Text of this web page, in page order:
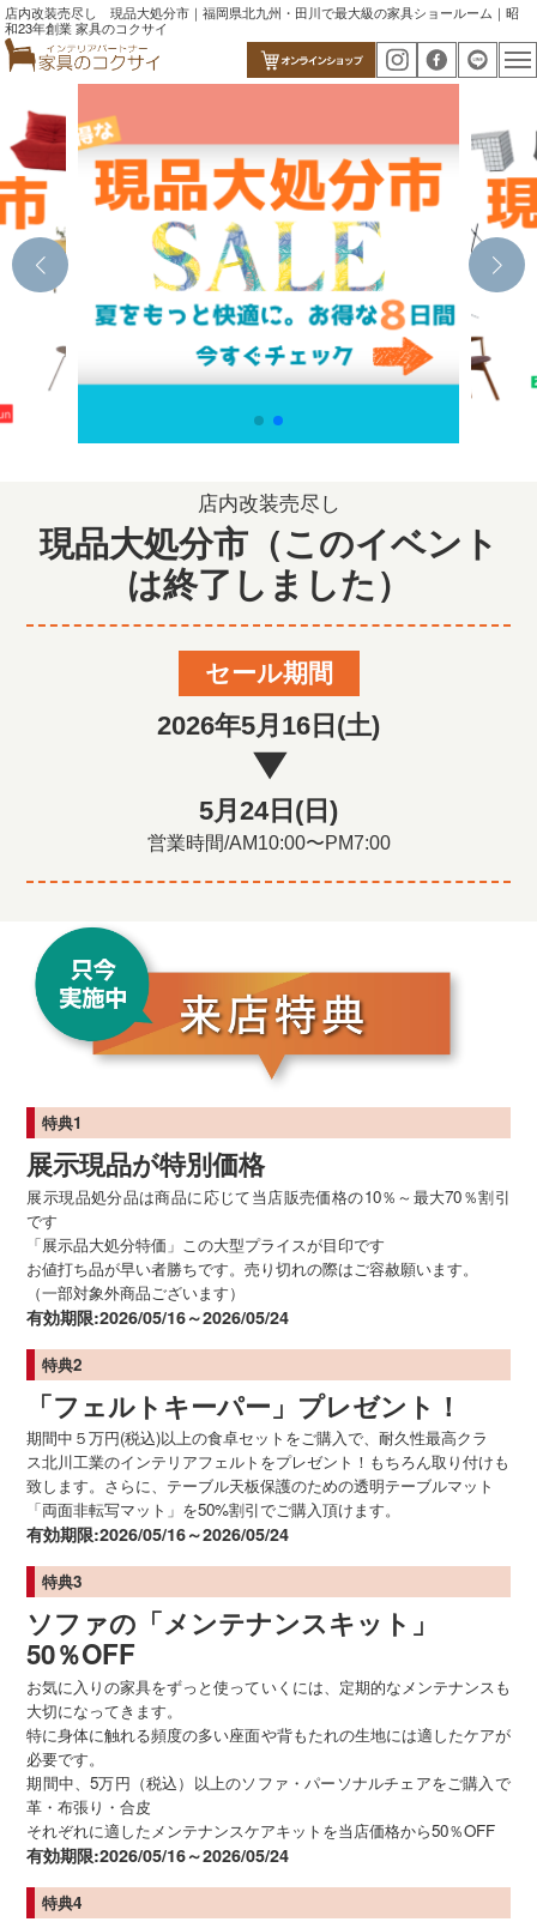
店内改装売尽し 現品大処分市｜福岡県北九州・田川で最大級の家具ショールーム｜昭
和23年創業 家具のコクサイ
店内改装売尽し
現品大処分市（このイベント
は終了しました）
セール期間
2026年5月16日(土)
▶
5月24日(日)
営業時間/AM10:00〜PM7:00
特典1
展示現品が特別価格
展示現品処分品は商品に応じて当店販売価格の10％～最大70％割引
です
「展示品大処分特価」この大型プライスが目印です
お値打ち品が早い者勝ちです。売り切れの際はご容赦願います。
（一部対象外商品ございます）
有効期限:2026/05/16～2026/05/24
特典2
「フェルトキーパー」プレゼント！
期間中５万円(税込)以上の食卓セットをご購入で、耐久性最高クラ
ス北川工業のインテリアフェルトをプレゼント！もちろん取り付けも
致します。さらに、テーブル天板保護のための透明テーブルマット
「両面非転写マット」を50%割引でご購入頂けます。
有効期限:2026/05/16～2026/05/24
特典3
ソファの「メンテナンスキット」
50％OFF
お気に入りの家具をずっと使っていくには、定期的なメンテナンスも
大切になってきます。
特に身体に触れる頻度の多い座面や背もたれの生地には適したケアが
必要です。
期間中、5万円（税込）以上のソファ・パーソナルチェアをご購入で
革・布張り・合皮
それぞれに適したメンテナンスケアキットを当店価格から50％OFF
有効期限:2026/05/16～2026/05/24
特典4